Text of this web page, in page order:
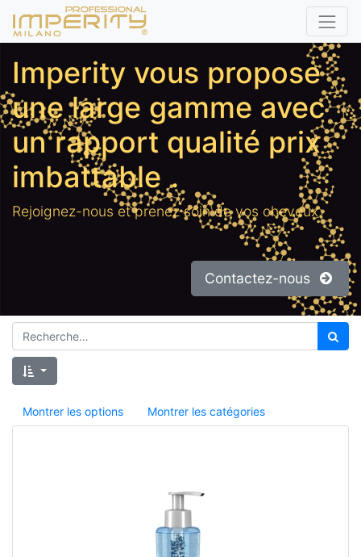
Imperity vous propose
une large gamme avec
un rapport qualité prix
imbattable .
Rejoignez-nous et prenez soin de vos cheveux.
Contactez-nous
Montrer les options Montrer les catégories